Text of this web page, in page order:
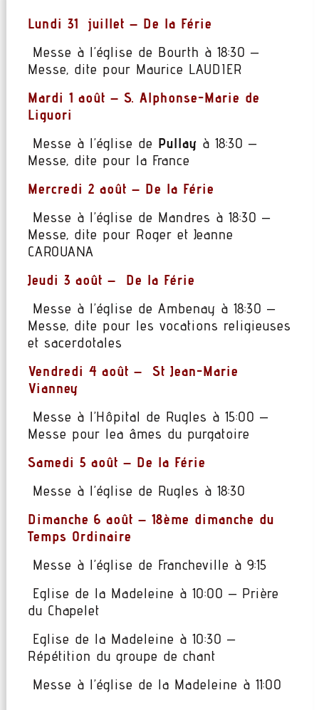
Lundi 31 juillet – De la Férie
Messe à l’église de Bourth à 18:30 –
Messe, dite pour Maurice LAUDIER
Mardi 1 août – S. Alphonse-Marie de
Liguori
Messe à l’église de Pullay à 18:30 –
Messe, dite pour la France
Mercredi 2 août – De la Férie
Messe à l’église de Mandres à 18:30 –
Messe, dite pour Roger et Jeanne
CAROUANA
Jeudi 3 août – De la Férie
Messe à l’église de Ambenay à 18:30 –
Messe, dite pour les vocations religieuses
et sacerdotales
Vendredi 4 août – St Jean-Marie
Vianney
Messe à l’Hôpital de Rugles à 15:00 –
Messe pour lea âmes du purgatoire
Samedi 5 août – De la Férie
Messe à l’église de Rugles à 18:30
Dimanche 6 août – 18ème dimanche du
Temps Ordinaire
Messe à l’église de Francheville à 9:15
Eglise de la Madeleine à 10:00 – Prière
du Chapelet
Eglise de la Madeleine à 10:30 –
Répétition du groupe de chant
Messe à l’église de la Madeleine à 11:00